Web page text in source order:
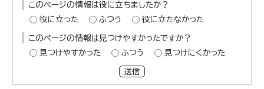
このページの情報は役に立ちましたか？
役に立った
ふつう 役に立たなかった
このページの情報は見つけやすかったですか？
見つけやすかった
ふつう 見つけにくかった
送信